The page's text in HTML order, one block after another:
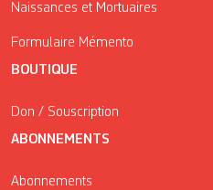
Naissances et Mortuaires
Formulaire Mémento
BOUTIQUE
Don / Souscription
ABONNEMENTS
Abonnements